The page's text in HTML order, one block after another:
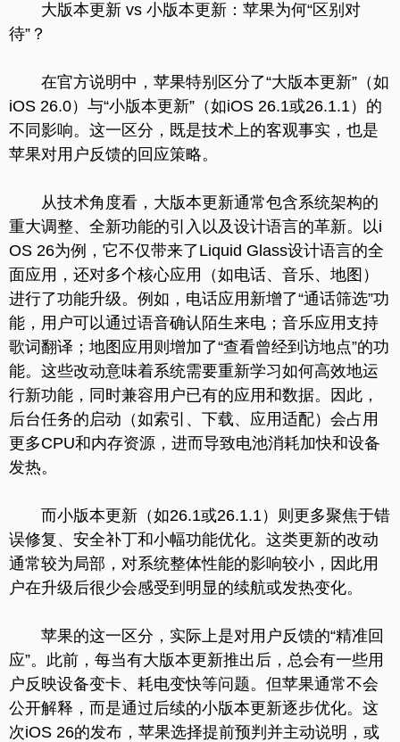
大版本更新 vs 小版本更新：苹果为何“区别对
待”？
在官方说明中，苹果特别区分了“大版本更新”（如
iOS 26.0）与“小版本更新”（如iOS 26.1或26.1.1）的
不同影响。这一区分，既是技术上的客观事实，也是
苹果对用户反馈的回应策略。
从技术角度看，大版本更新通常包含系统架构的
重大调整、全新功能的引入以及设计语言的革新。以i
OS 26为例，它不仅带来了Liquid Glass设计语言的全
面应用，还对多个核心应用（如电话、音乐、地图）
进行了功能升级。例如，电话应用新增了“通话筛选”功
能，用户可以通过语音确认陌生来电；音乐应用支持
歌词翻译；地图应用则增加了“查看曾经到访地点”的功
能。这些改动意味着系统需要重新学习如何高效地运
行新功能，同时兼容用户已有的应用和数据。因此，
后台任务的启动（如索引、下载、应用适配）会占用
更多CPU和内存资源，进而导致电池消耗加快和设备
发热。
而小版本更新（如26.1或26.1.1）则更多聚焦于错
误修复、安全补丁和小幅功能优化。这类更新的改动
通常较为局部，对系统整体性能的影响较小，因此用
户在升级后很少会感受到明显的续航或发热变化。
苹果的这一区分，实际上是对用户反馈的“精准回
应”。此前，每当有大版本更新推出后，总会有一些用
户反映设备变卡、耗电变快等问题。但苹果通常不会
公开解释，而是通过后续的小版本更新逐步优化。这
次iOS 26的发布，苹果选择提前预判并主动说明，或